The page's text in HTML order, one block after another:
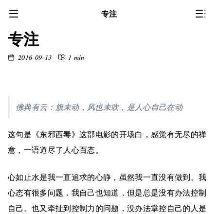
专注
专注
2016-09-13 1 min
佛典有云：旗未动，风也未吹，是人心自己在动
这句是《东邪西毒》这部电影的开场白，感觉有无尽的禅
意，一语道尽了人心百态。
心如止水是我一直追求的心静，虽然我一直没有做到。我
心态有很多问题，我自己也知道，但是总是没有办法控制
自己。也又牵扯到控制力的问题，没办法掌控自己的人是